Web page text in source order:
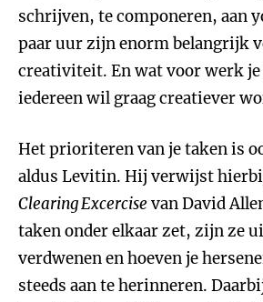
schrijven, te componeren, aan
paar uur zijn enorm belangrijk
creativiteit. En wat voor werk je
iedereen wil graag creatiever
Het prioriteren van je taken is
aldus Levitin. Hij verwijst
Clearing Excercise van David
taken onder elkaar zet, zijn ze
verdwenen en hoeven je
steeds aan te herinneren.